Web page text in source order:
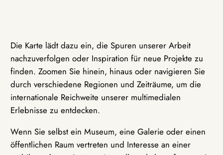
Die Karte lädt dazu ein, die Spuren unserer Arbeit
nachzuverfolgen oder Inspiration für neue Projekte zu
finden. Zoomen Sie hinein, hinaus oder navigieren Sie
durch verschiedene Regionen und Zeiträume, um die
internationale Reichweite unserer multimedialen
Erlebnisse zu entdecken.
Wenn Sie selbst ein Museum, eine Galerie oder einen
öffentlichen Raum vertreten und Interesse an einer